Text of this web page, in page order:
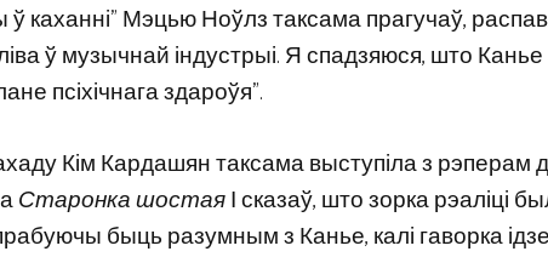
каханні” Мэцью Ноўлз таксама прагучаў,
ў музычнай індустрыі. Я спадзяюся, што
псіхічнага здароўя”.
Кім Кардашян таксама выступіла з рэперам
Старонка шостаяІ сказаў, што зорка рэаліці
быць разумным з Канье, калі гаворка